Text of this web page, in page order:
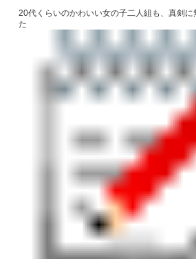
20代くらいのかわいい女の子二人組も、真剣に
た